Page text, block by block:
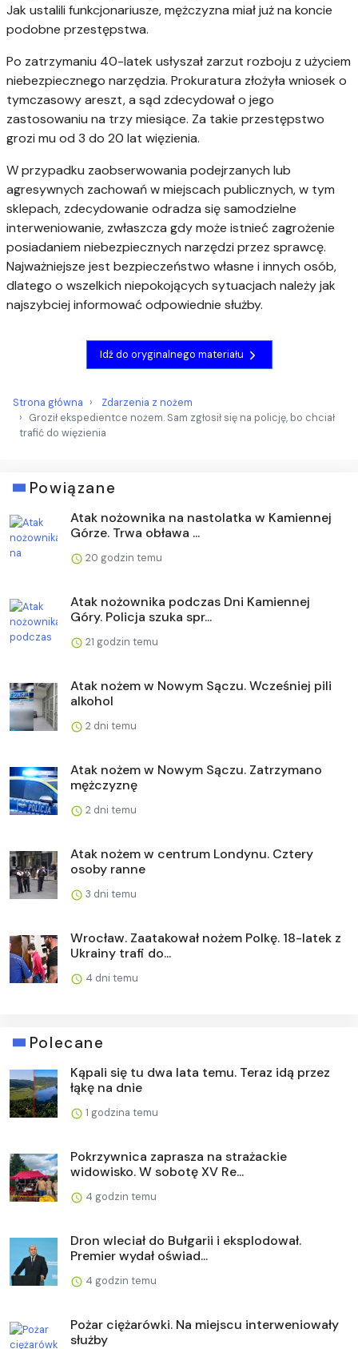
Jak ustalili funkcjonariusze, mężczyzna miał już na koncie
podobne przestępstwa.
Po zatrzymaniu 40-latek usłyszał zarzut rozboju z użyciem
niebezpiecznego narzędzia. Prokuratura złożyła wniosek o
tymczasowy areszt, a sąd zdecydował o jego
zastosowaniu na trzy miesiące. Za takie przestępstwo
grozi mu od 3 do 20 lat więzienia.
W przypadku zaobserwowania podejrzanych lub
agresywnych zachowań w miejscach publicznych, w tym
sklepach, zdecydowanie odradza się samodzielne
interweniowanie, zwłaszcza gdy może istnieć zagrożenie
posiadaniem niebezpiecznych narzędzi przez sprawcę.
Najważniejsze jest bezpieczeństwo własne i innych osób,
dlatego o wszelkich niepokojących sytuacjach należy jak
najszybciej informować odpowiednie służby.
Idź do oryginalnego materiału
Strona główna
Zdarzenia z nożem
Groził ekspedientce nożem. Sam zgłosił się na policję, bo chciał
trafić do więzienia
Powiązane
Atak nożownika na nastolatka w Kamiennej
Górze. Trwa obława ...
20 godzin temu
Atak nożownika podczas Dni Kamiennej
Góry. Policja szuka spr...
21 godzin temu
Atak nożem w Nowym Sączu. Wcześniej pili
alkohol
2 dni temu
Atak nożem w Nowym Sączu. Zatrzymano
mężczyznę
2 dni temu
Atak nożem w centrum Londynu. Cztery
osoby ranne
3 dni temu
Wrocław. Zaatakował nożem Polkę. 18-latek z
Ukrainy trafi do...
4 dni temu
Polecane
Kąpali się tu dwa lata temu. Teraz idą przez
łąkę na dnie
1 godzina temu
Pokrzywnica zaprasza na strażackie
widowisko. W sobotę XV Re...
4 godzin temu
Dron wleciał do Bułgarii i eksplodował.
Premier wydał oświad...
4 godzin temu
Pożar ciężarówki. Na miejscu interweniowały
służby